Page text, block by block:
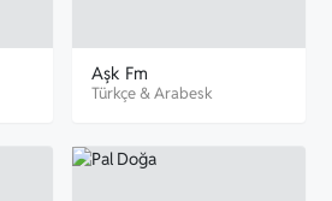
Aşk Fm
Türkçe&Arabesk